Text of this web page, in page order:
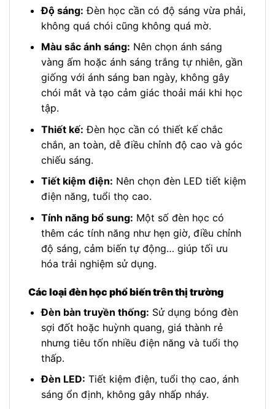
Độ sáng: Đèn học cần có độ sáng vừa phải,
không quá chói cũng không quá mờ.
Màu sắc ánh sáng: Nên chọn ánh sáng
vàng ấm hoặc ánh sáng trắng tự nhiên, gần
giống với ánh sáng ban ngày, không gây
chói mắt và tạo cảm giác thoải mái khi học
tập.
Thiết kế: Đèn học cần có thiết kế chắc
chắn, an toàn, dễ điều chỉnh độ cao và góc
chiếu sáng.
Tiết kiệm điện: Nên chọn đèn LED tiết kiệm
điện năng, tuổi thọ cao.
Tính năng bổ sung: Một số đèn học có
thêm các tính năng như hẹn giờ, điều chỉnh
độ sáng, cảm biến tự động… giúp tối ưu
hóa trải nghiệm sử dụng.
Các loại đèn học phổ biến trên thị trường
Đèn bàn truyền thống: Sử dụng bóng đèn
sợi đốt hoặc huỳnh quang, giá thành rẻ
nhưng tiêu tốn nhiều điện năng và tuổi thọ
thấp.
Đèn LED: Tiết kiệm điện, tuổi thọ cao, ánh
sáng ổn định, không gây nhấp nháy.